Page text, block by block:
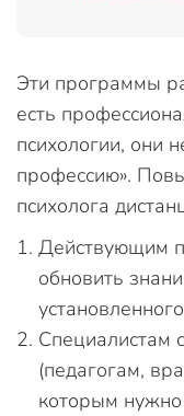
Эти программы
есть
психологии, они
профессию».
психолога
Действующим
обновить
Специалистам
(педагогам,
которым